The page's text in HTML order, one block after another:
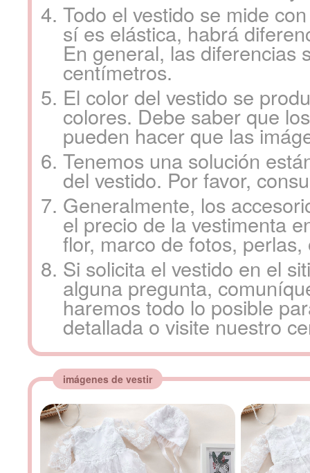
Todo el vestido se mide
sí es elástica, habrá
En general, las diferencias
centímetros.
El color del vestido se
colores. Debe saber que
pueden hacer que las
Tenemos una solución
del vestido. Por favor,
Generalmente, los
el precio de la vestimenta
flor, marco de fotos,
Si solicita el vestido en el
alguna pregunta,
haremos todo lo posible
detallada o visite nuestro
imágenes de vestir